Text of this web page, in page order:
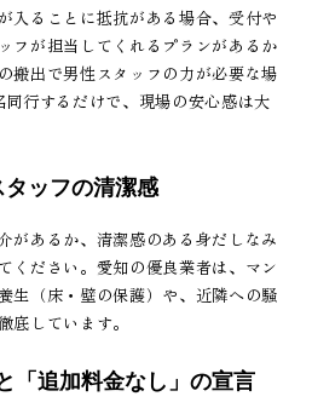
入ることに抵抗がある場合、受付や
フが担当してくれるプランがあるか
搬出で男性スタッフの力が必要な場
行するだけで、現場の安心感は大
ッフの清潔感
があるか、清潔感のある身だしなみ
ください。愛知の優良業者は、マン
生（床・壁の保護）や、近隣への騒
底しています。
「追加料金なし」の宣言